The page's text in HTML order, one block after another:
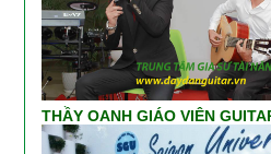
THẦY OANH GIÁO VIÊN